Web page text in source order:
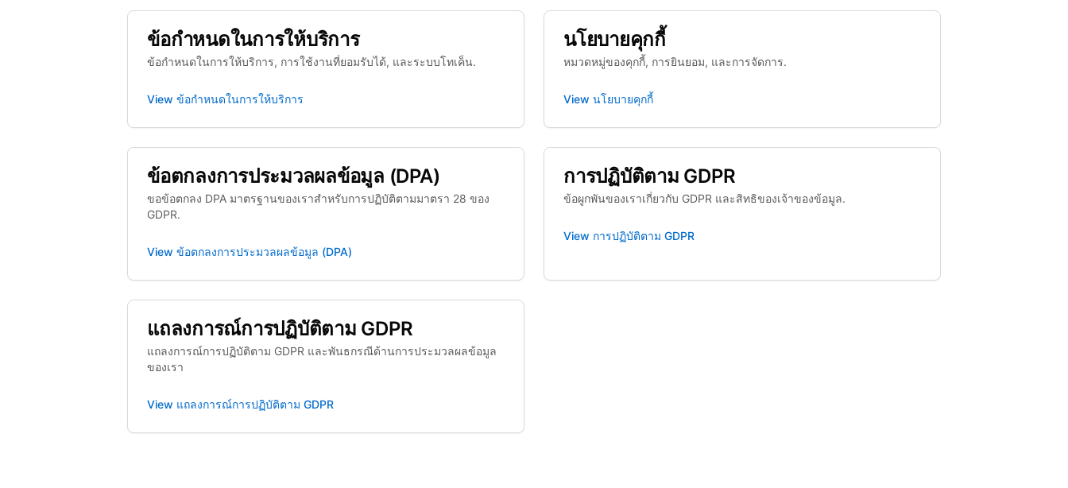
ข้อกำหนดในการให้บริการ
ข้อกำหนดในการให้บริการ, การใช้งานที่ยอมรับได้, และระบบโทเค็น.
View ข้อกำหนดในการให้บริการ
นโยบายคุกกี้
หมวดหมู่ของคุกกี้, การยินยอม, และการจัดการ.
View นโยบายคุกกี้
ข้อตกลงการประมวลผลข้อมูล (DPA)
ขอข้อตกลง DPA มาตรฐานของเราสำหรับการปฏิบัติตามมาตรา 28 ของ
GDPR.
View ข้อตกลงการประมวลผลข้อมูล (DPA)
การปฏิบัติตาม GDPR
ข้อผูกพันของเราเกี่ยวกับ GDPR และสิทธิของเจ้าของข้อมูล.
View การปฏิบัติตาม GDPR
แถลงการณ์การปฏิบัติตาม GDPR
แถลงการณ์การปฏิบัติตาม GDPR และพันธกรณีด้านการประมวลผลข้อมูล
ของเรา
View แถลงการณ์การปฏิบัติตาม GDPR